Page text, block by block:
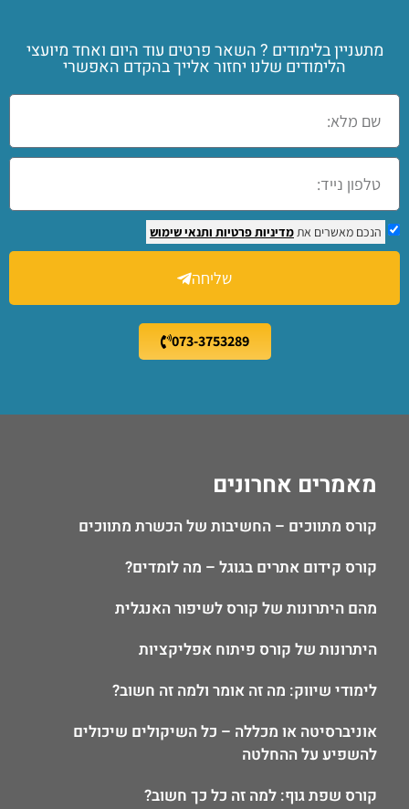
מתעניין בלימודים ? השאר פרטים עוד היום ואחד מיועצי
הלימודים שלנו יחזור אלייך בהקדם האפשרי
הנכם מאשרים אתמדיניות פרטיות ותנאי שימוש
שליחה
073-3753289
מאמרים אחרונים
קורס מתווכים – החשיבות של הכשרת מתווכים
קורס קידום אתרים בגוגל – מה לומדים?
מהם היתרונות של קורס לשיפור האנגלית
היתרונות של קורס פיתוח אפליקציות
לימודי שיווק: מה זה אומר ולמה זה חשוב?
אוניברסיטה או מכללה – כל השיקולים שיכולים
להשפיע על ההחלטה
קורס שפת גוף: למה זה כל כך חשוב?